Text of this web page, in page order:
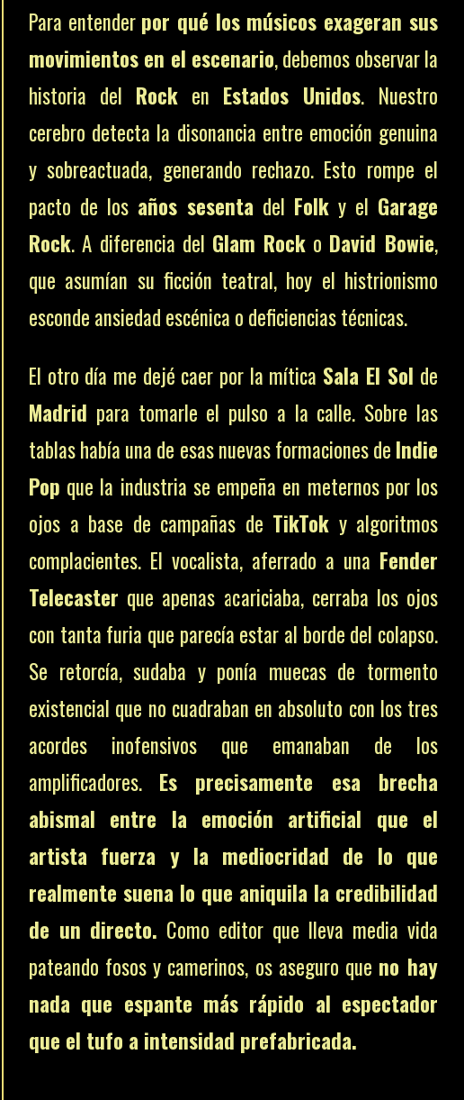
Para entender por qué los músicos exageran sus
movimientos en el escenario, debemos observar la
historia del Rock en Estados Unidos. Nuestro
cerebro detecta la disonancia entre emoción genuina
y sobreactuada, generando rechazo. Esto rompe el
pacto de los años sesenta del Folk y el Garage
Rock. A diferencia del Glam Rock o David Bowie,
que asumían su ficción teatral, hoy el histrionismo
esconde ansiedad escénica o deficiencias técnicas.
El otro día me dejé caer por la mítica Sala El Sol de
Madrid para tomarle el pulso a la calle. Sobre las
tablas había una de esas nuevas formaciones de Indie
Pop que la industria se empeña en meternos por los
ojos a base de campañas de TikTok y algoritmos
complacientes. El vocalista, aferrado a una Fender
Telecaster que apenas acariciaba, cerraba los ojos
con tanta furia que parecía estar al borde del colapso.
Se retorcía, sudaba y ponía muecas de tormento
existencial que no cuadraban en absoluto con los tres
acordes inofensivos que emanaban de los
amplificadores. Es precisamente esa brecha
abismal entre la emoción artificial que el
artista fuerza y la mediocridad de lo que
realmente suena lo que aniquila la credibilidad
de un directo. Como editor que lleva media vida
pateando fosos y camerinos, os aseguro que no hay
nada que espante más rápido al espectador
que el tufo a intensidad prefabricada.